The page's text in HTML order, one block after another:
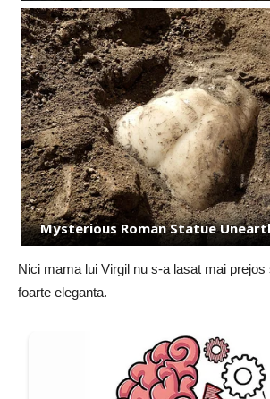
Nici mama lui Virgil nu s-a lasat mai prejos
foarte eleganta.